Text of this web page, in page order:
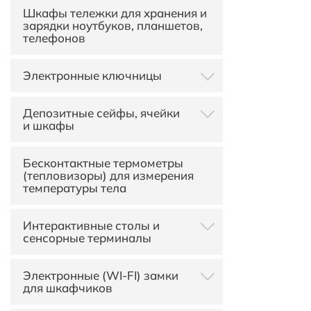
автоматической выдачи
ТСД
Вендинговые аппараты для
одежды
Автоматы для зарядки
телефонов с терминалом
оплаты
Шкафы тележки для хранения и
зарядки ноутбуков, планшетов,
телефонов
Электронные ключницы
Violanta I-Keybox
Электронные ключницы с
Терминалы выдачи ключей с
системой "Key Sharing"
Депозитные сейфы, ячейки
и шкафы
Бесконтактные термометры
(тепловизоры) для измерения
температуры тела
Интерактивные столы и
сенсорные терминалы
Зеркальные киоски
Электронные (WI-FI) замки
для шкафчиков